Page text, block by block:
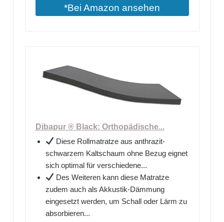
*Bei Amazon ansehen
Dibapur ® Black: Orthopädische...
Diese Rollmatratze aus anthrazit-
schwarzem Kaltschaum ohne Bezug eignet
sich optimal für verschiedene...
Des Weiteren kann diese Matratze
zudem auch als Akkustik-Dämmung
eingesetzt werden, um Schall oder Lärm zu
absorbieren...